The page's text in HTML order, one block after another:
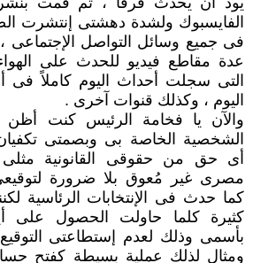
الفايسبوك ولشدة دهشتى إنتشرت
فى جميع وسائل التواصل الإجتماعى
عدة مقاطع فيديو للحدث على
التى سجلت أحداث اليوم كاملاً فى
اليوم ، وكذلك قنوات آخرى .
والآن يا فخامة الرئيس كنت
الشخصية الخاصة بى وبصمتى
أى حق من حقوقى القانونية
مصرى غير مُعوق بلا ضرورة
كما حدث فى الإنتخابات الرئاسية
كثيرة كلما حاولت الحصول على
بأسمى وذلك لعدم إستطاعتى
ومثال لذلك عملية بسيطة كفتح